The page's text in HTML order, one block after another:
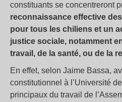
constituants se concentreront
reconnaissance effective
pour tous les chiliens et un
justice sociale, notamment
travail, de la santé, ou de la
En effet, selon Jaime Bassa,
constitutionnel à l’Université
principaux du travail de